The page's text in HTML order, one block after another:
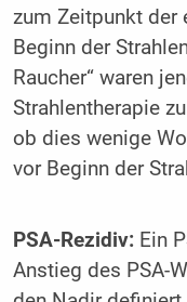
zum Zeitpunkt der
Beginn der
Raucher“ waren
Strahlentherapie
ob dies wenige
vor Beginn der
PSA-Rezidiv:Ein
Anstieg des PSA-